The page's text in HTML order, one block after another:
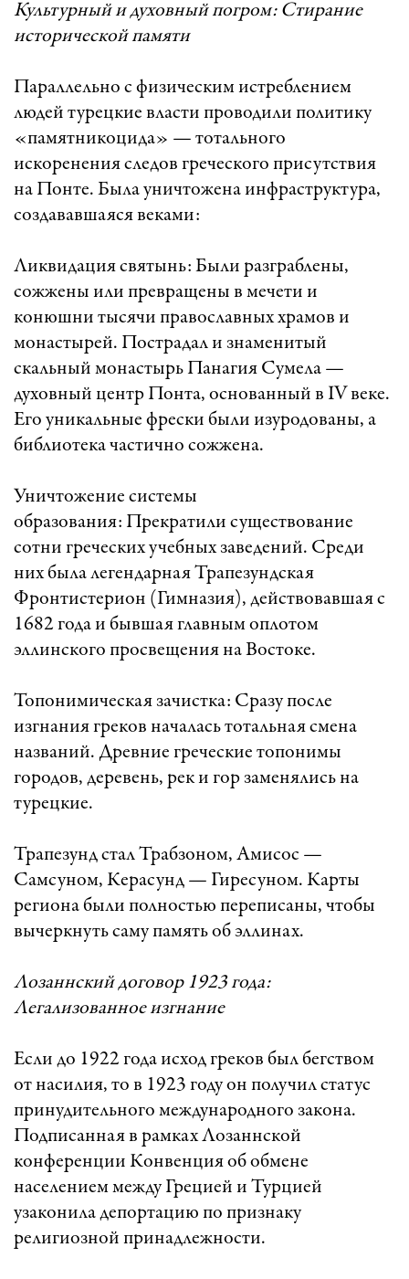
Культурный и духовный погром: Стирание
исторической памяти
Параллельно с физическим истреблением
людей турецкие власти проводили политику
«памятникоцида» — тотального
искоренения следов греческого присутствия
на Понте. Была уничтожена инфраструктура,
создававшаяся веками:
Ликвидация святынь: Были разграблены,
сожжены или превращены в мечети и
конюшни тысячи православных храмов и
монастырей. Пострадал и знаменитый
скальный монастырь Панагия Сумела —
духовный центр Понта, основанный в IV веке.
Его уникальные фрески были изуродованы, а
библиотека частично сожжена.
Уничтожение системы
образования: Прекратили существование
сотни греческих учебных заведений. Среди
них была легендарная Трапезундская
Фронтистерион (Гимназия), действовавшая с
1682 года и бывшая главным оплотом
эллинского просвещения на Востоке.
Топонимическая зачистка: Сразу после
изгнания греков началась тотальная смена
названий. Древние греческие топонимы
городов, деревень, рек и гор заменялись на
турецкие.
Трапезунд стал Трабзоном, Амисос —
Самсуном, Керасунд — Гиресуном. Карты
региона были полностью переписаны, чтобы
вычеркнуть саму память об эллинах.
Лозаннский договор 1923 года:
Легализованное изгнание
Если до 1922 года исход греков был бегством
от насилия, то в 1923 году он получил статус
принудительного международного закона.
Подписанная в рамках Лозаннской
конференции Конвенция об обмене
населением между Грецией и Турцией
узаконила депортацию по признаку
религиозной принадлежности.